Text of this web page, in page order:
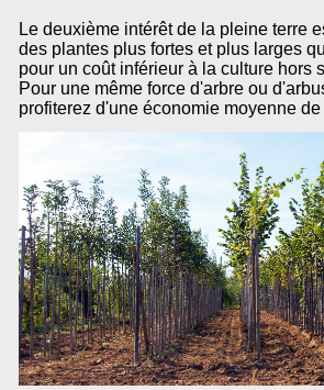
Le deuxième intérêt de la pleine terre
des plantes plus fortes et plus larges
pour un coût inférieur à la culture hors
Pour une même force d'arbre ou
profiterez d'une économie moyenne de